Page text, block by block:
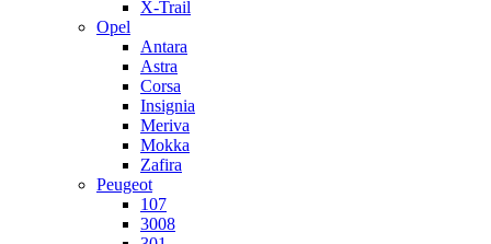
X-Trail
Opel
Antara
Astra
Corsa
Insignia
Meriva
Mokka
Zafira
Peugeot
107
3008